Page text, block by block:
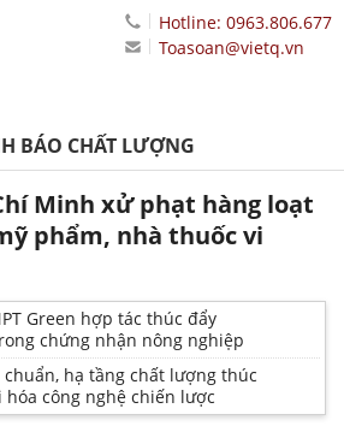
Hotline: 0963.806.677
Toasoan@vietq.vn
BÁO CHẤT LƯỢNG
Minh xử phạt hàng loạt
phẩm, nhà thuốc vi
Green hợp tác thúc đẩy
chứng nhận nông nghiệp
hạ tầng chất lượng thúc
công nghệ chiến lược